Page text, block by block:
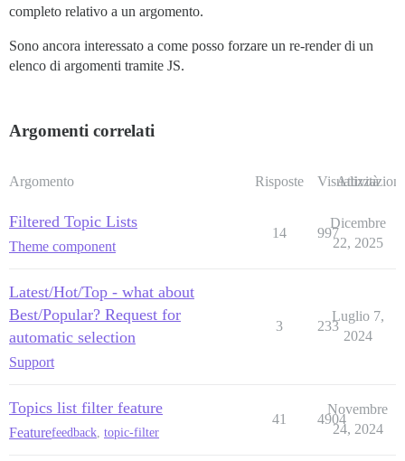
completo relativo a un argomento.
Sono ancora interessato a come posso forzare un re-render di un
elenco di argomenti tramite JS.
Argomenti correlati
Argomento Risposte Visualizzazioni
Attività
Filtered Topic Lists
Theme component
14 997
Dicembre
22, 2025
Latest/Hot/Top - what about
Best/Popular? Request for
automatic selection
Support
3 233
Luglio 7,
2024
Topics list filter feature
Featurefeedback, topic-filter
41 4904
Novembre
24, 2024